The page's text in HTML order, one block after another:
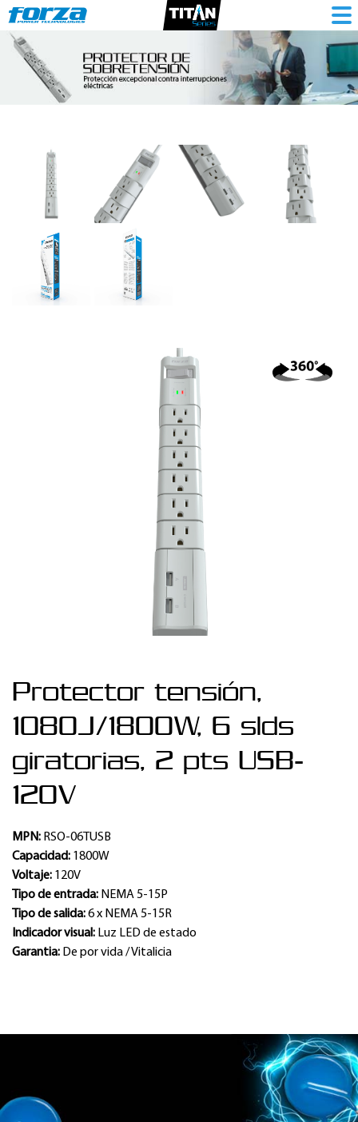
Protector
tensión,
1080J/1800W,
giratorias,
USB-
120V
Protector tensión,
1080J/1800W, 6 slds
giratorias, 2 pts USB-
120V
MPN: RSO-06TUSB
Capacidad: 1800W
Voltaje: 120V
Tipo de entrada: NEMA 5-15P
Tipo de salida:6 x NEMA 5-15R
Indicador visual: Luz LED de estado
Garantia: De por vida / Vitalicia